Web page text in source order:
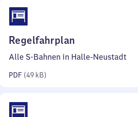
Regelfahrplan
49
Alle S-Bahnen in Halle-Neustadt
PDF (49 kB)